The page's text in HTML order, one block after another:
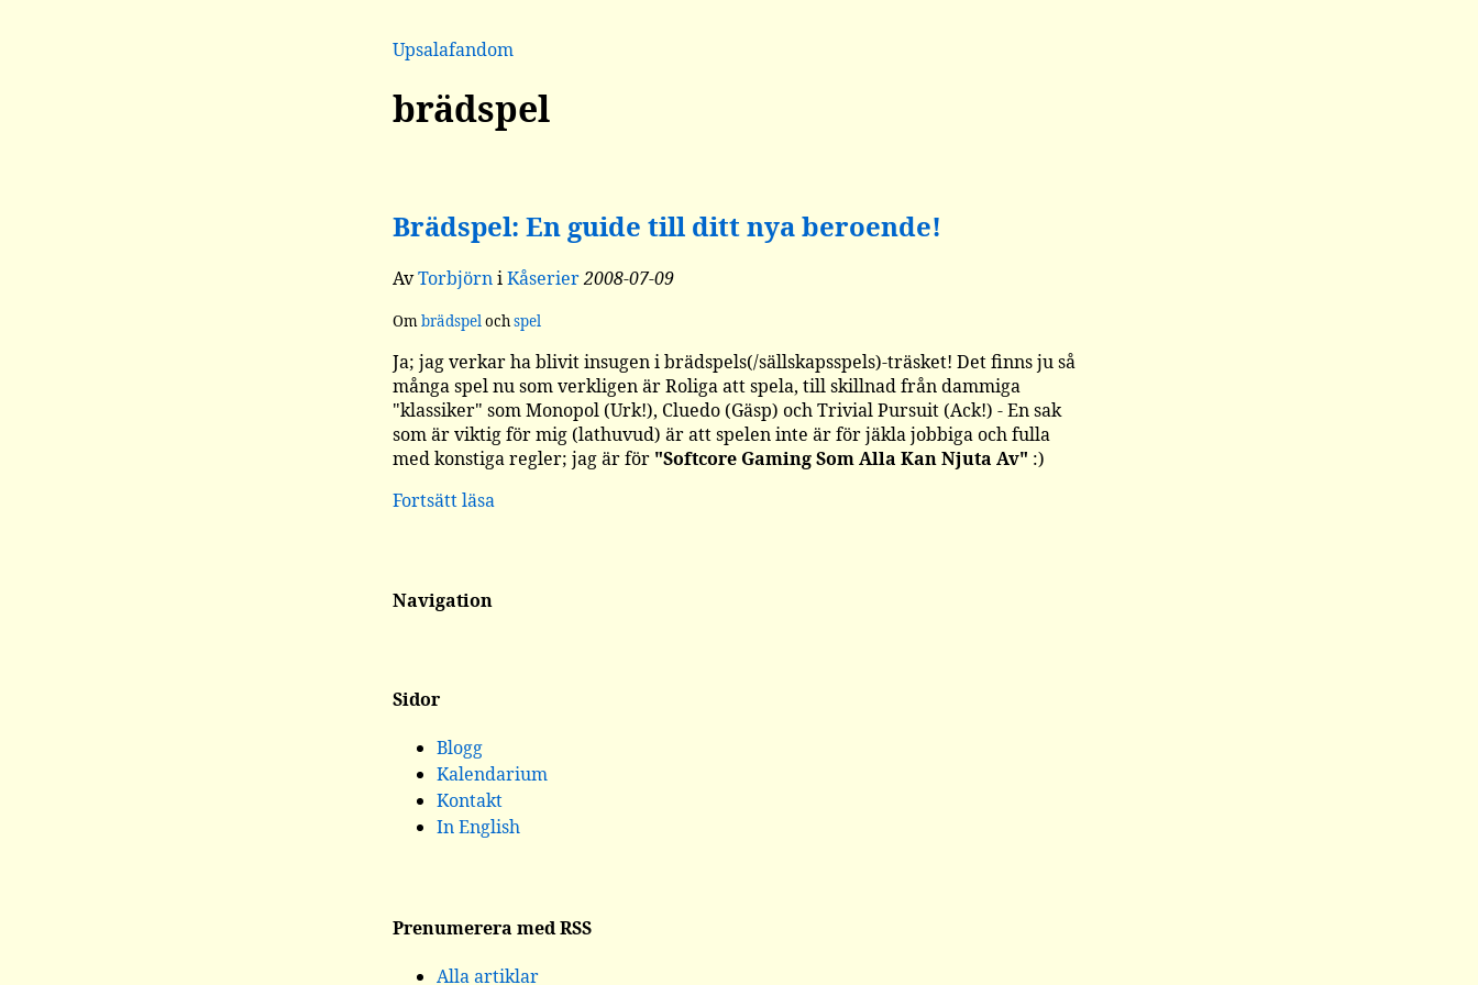
Upsalafandom
brädspel
Brädspel: En guide till ditt nya beroende!
AvTorbjörniKåserier2008-07-09
Ombrädspelochspel
Ja; jag verkar ha blivit insugen i brädspels(/sällskapsspels)-träsket! Det finns ju så
många spel nu som verkligen är Roliga att spela, till skillnad från dammiga
"klassiker" som Monopol (Urk!), Cluedo (Gäsp) och Trivial Pursuit (Ack!) - En sak
som är viktig för mig (lathuvud) är att spelen inte är för jäkla jobbiga och fulla
med konstiga regler; jag är för "Softcore Gaming Som Alla Kan Njuta Av" :)
Fortsätt läsa
Navigation
Sidor
Blogg
Kalendarium
Kontakt
In English
Prenumerera med RSS
Alla artiklar